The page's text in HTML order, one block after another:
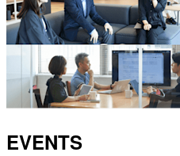
EVENTS